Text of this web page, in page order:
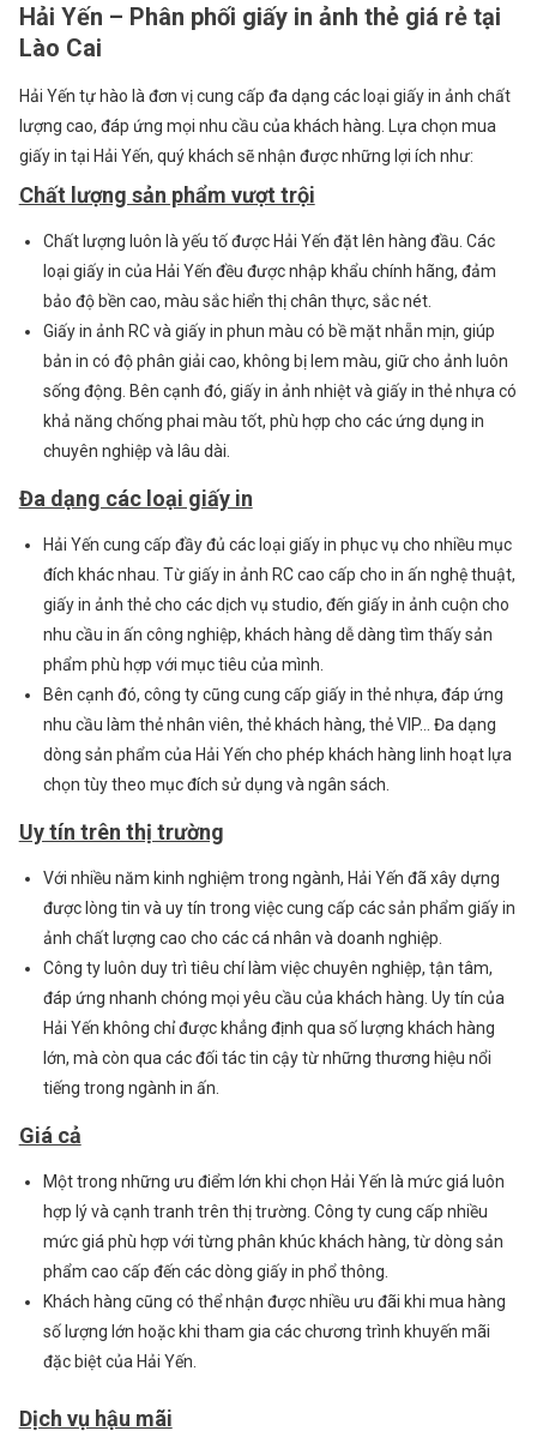
Hải Yến – Phân phối giấy in ảnh thẻ giá rẻ tại
Lào Cai
Hải Yến tự hào là đơn vị cung cấp đa dạng các loại giấy in ảnh chất
lượng cao, đáp ứng mọi nhu cầu của khách hàng. Lựa chọn mua
giấy in tại Hải Yến, quý khách sẽ nhận được những lợi ích như:
Chất lượng sản phẩm vượt trội
Chất lượng luôn là yếu tố được Hải Yến đặt lên hàng đầu. Các
loại giấy in của Hải Yến đều được nhập khẩu chính hãng, đảm
bảo độ bền cao, màu sắc hiển thị chân thực, sắc nét.
Giấy in ảnh RC và giấy in phun màu có bề mặt nhẵn mịn, giúp
bản in có độ phân giải cao, không bị lem màu, giữ cho ảnh luôn
sống động. Bên cạnh đó, giấy in ảnh nhiệt và giấy in thẻ nhựa có
khả năng chống phai màu tốt, phù hợp cho các ứng dụng in
chuyên nghiệp và lâu dài.
Đa dạng các loại giấy in
Hải Yến cung cấp đầy đủ các loại giấy in phục vụ cho nhiều mục
đích khác nhau. Từ giấy in ảnh RC cao cấp cho in ấn nghệ thuật,
giấy in ảnh thẻ cho các dịch vụ studio, đến giấy in ảnh cuộn cho
nhu cầu in ấn công nghiệp, khách hàng dễ dàng tìm thấy sản
phẩm phù hợp với mục tiêu của mình.
Bên cạnh đó, công ty cũng cung cấp giấy in thẻ nhựa, đáp ứng
nhu cầu làm thẻ nhân viên, thẻ khách hàng, thẻ VIP… Đa dạng
dòng sản phẩm của Hải Yến cho phép khách hàng linh hoạt lựa
chọn tùy theo mục đích sử dụng và ngân sách.
Uy tín trên thị trường
Với nhiều năm kinh nghiệm trong ngành, Hải Yến đã xây dựng
được lòng tin và uy tín trong việc cung cấp các sản phẩm giấy in
ảnh chất lượng cao cho các cá nhân và doanh nghiệp.
Công ty luôn duy trì tiêu chí làm việc chuyên nghiệp, tận tâm,
đáp ứng nhanh chóng mọi yêu cầu của khách hàng. Uy tín của
Hải Yến không chỉ được khẳng định qua số lượng khách hàng
lớn, mà còn qua các đối tác tin cậy từ những thương hiệu nổi
tiếng trong ngành in ấn.
Giá cả
Một trong những ưu điểm lớn khi chọn Hải Yến là mức giá luôn
hợp lý và cạnh tranh trên thị trường. Công ty cung cấp nhiều
mức giá phù hợp với từng phân khúc khách hàng, từ dòng sản
phẩm cao cấp đến các dòng giấy in phổ thông.
Khách hàng cũng có thể nhận được nhiều ưu đãi khi mua hàng
số lượng lớn hoặc khi tham gia các chương trình khuyến mãi
đặc biệt của Hải Yến.
Dịch vụ hậu mãi
ĐĂNG KÝ TƯ VẤN
Số điện thoại